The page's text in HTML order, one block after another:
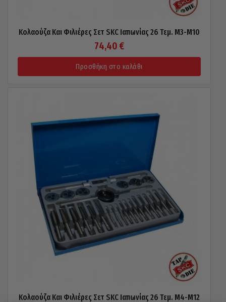
Κολαούζα Και Φιλιέρες Σετ SKC Ιαπωνίας 26 Τεμ. Μ3-Μ10
74,40 €
Προσθήκη στο καλάθι
Κολαούζα Και Φιλιέρες Σετ SKC Ιαπωνίας 26 Τεμ. Μ4-Μ12